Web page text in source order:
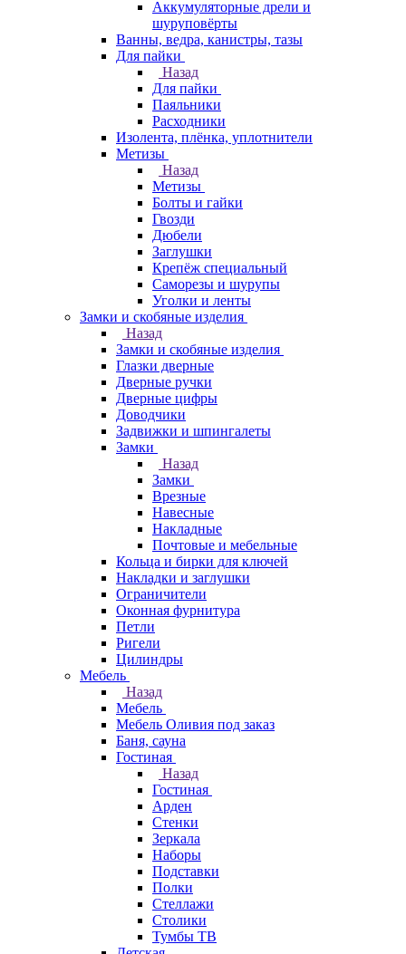
Аккумуляторные дрели и
шуруповёрты
Ванны, ведра, канистры, тазы
Для пайки
Назад
Для пайки
Паяльники
Расходники
Изолента, плёнка, уплотнители
Метизы
Назад
Метизы
Болты и гайки
Гвозди
Дюбели
Заглушки
Крепёж специальный
Саморезы и шурупы
Уголки и ленты
Замки и скобяные изделия
Назад
Замки и скобяные изделия
Глазки дверные
Дверные ручки
Дверные цифры
Доводчики
Задвижки и шпингалеты
Замки
Назад
Замки
Врезные
Навесные
Накладные
Почтовые и мебельные
Кольца и бирки для ключей
Накладки и заглушки
Ограничители
Оконная фурнитура
Петли
Ригели
Цилиндры
Мебель
Назад
Мебель
Мебель Оливия под заказ
Баня, сауна
Гостиная
Назад
Гостиная
Арден
Стенки
Зеркала
Наборы
Подставки
Полки
Стеллажи
Столики
Тумбы ТВ